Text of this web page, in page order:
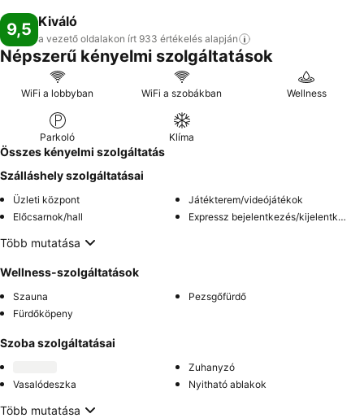
9,5 Kiváló
a vezető oldalakon írt 933 értékelés alapján
Népszerű kényelmi szolgáltatások
WiFi a lobbyban WiFi a szobákban Wellness
Parkoló Klíma
Összes kényelmi szolgáltatás
Szálláshely szolgáltatásai
Üzleti központ
Játékterem/videójátékok
Előcsarnok/hall
Expressz bejelentkezés/kijelentkezés
Több mutatása
Wellness-szolgáltatások
Szauna
Pezsgőfürdő
Fürdőköpeny
Szoba szolgáltatásai
Zuhanyzó
Vasalódeszka
Nyitható ablakok
Több mutatása